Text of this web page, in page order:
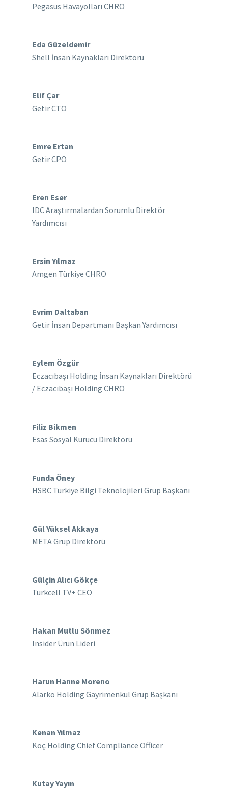
Pegasus Havayolları CHRO
Eda Güzeldemir
Shell İnsan Kaynakları Direktörü
Elif Çar
Getir CTO
Emre Ertan
Getir CPO
Eren Eser
IDC Araştırmalardan Sorumlu Direktör
Yardımcısı
Ersin Yılmaz
Amgen Türkiye CHRO
Evrim Daltaban
Getir İnsan Departmanı Başkan Yardımcısı
Eylem Özgür
Eczacıbaşı Holding İnsan Kaynakları Direktörü
/ Eczacıbaşı Holding CHRO
Filiz Bikmen
Esas Sosyal Kurucu Direktörü
Funda Öney
HSBC Türkiye Bilgi Teknolojileri Grup Başkanı
Gül Yüksel Akkaya
META Grup Direktörü
Gülçin Alıcı Gökçe
Turkcell TV+ CEO
Hakan Mutlu Sönmez
Insider Ürün Lideri
Harun Hanne Moreno
Alarko Holding Gayrimenkul Grup Başkanı
Kenan Yılmaz
Koç Holding Chief Compliance Officer
Kutay Yayın